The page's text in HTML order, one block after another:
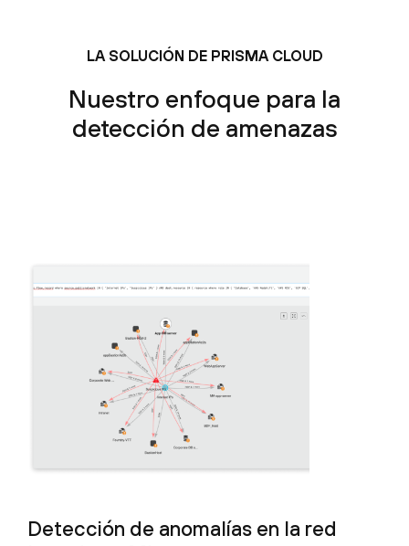
LA SOLUCIÓN DE PRISMA CLOUD
Nuestro enfoque para la
detección de amenazas
Detección de anomalías en la red